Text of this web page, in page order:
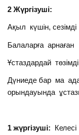
2 Жүргізуші:
Ақыл күшін, сезімді
Балаларға арнаған
Ұстаздардай төзімді
Дүниеде бар ма
орындауында
1 жүргізуші: